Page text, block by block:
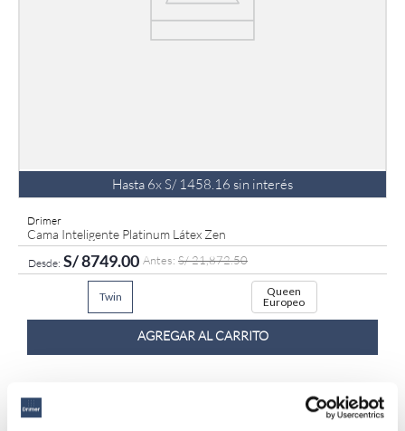
Hasta 6xS/ 1458 16 sin interés
Drimer
Cama Inteligente Platinum Látex Zen
S/8749.00 S/21,872.50
Twin
Queen
Europeo
AGREGAR AL CARRITO
55 %